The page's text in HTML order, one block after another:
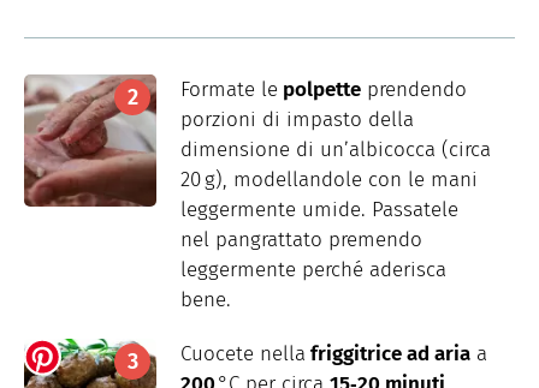
Formate le polpette prendendo
porzioni di impasto della
dimensione di un’albicocca (circa
20 g), modellandole con le mani
leggermente umide. Passatele
nel pangrattato premendo
leggermente perché aderisca
bene.
Cuocete nella friggitrice ad aria a